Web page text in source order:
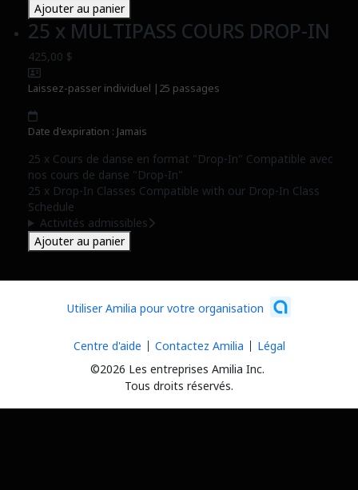
Ajouter au panier
25 x MULTIPASS COURS DROP-IN
425,00 $
Laissez-passer individuel | 25 passages
Date d'expiration : Jamais
25 x Cours de danse en format "Drop-In" Compatible avec
nos cours de danse "Drop-In"
25 x Drop-In Classes Compatible with our Drop-In Class
Schedule
Activités admissibles
Ajouter au panier
Utiliser Amilia pour votre organisation
©2026 Les entreprises Amilia Inc.
Tous droits réservés.
Centre d'aide Contactez Amilia Légal